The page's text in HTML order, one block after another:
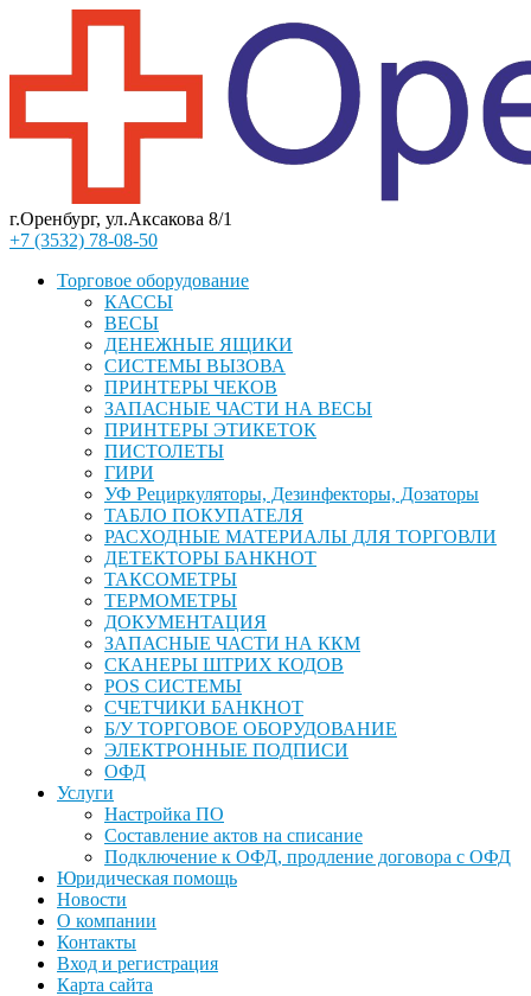
г.Оренбург, ул.Аксакова 8/1
+7 (3532) 78-08-50
Торговое оборудование
КАССЫ
ВЕСЫ
ДЕНЕЖНЫЕ ЯЩИКИ
СИСТЕМЫ ВЫЗОВА
ПРИНТЕРЫ ЧЕКОВ
ЗАПАСНЫЕ ЧАСТИ НА ВЕСЫ
ПРИНТЕРЫ ЭТИКЕТОК
ПИСТОЛЕТЫ
ГИРИ
УФ Рециркуляторы, Дезинфекторы, Дозаторы
ТАБЛО ПОКУПАТЕЛЯ
РАСХОДНЫЕ МАТЕРИАЛЫ ДЛЯ ТОРГОВЛИ
ДЕТЕКТОРЫ БАНКНОТ
ТАКСОМЕТРЫ
ТЕРМОМЕТРЫ
ДОКУМЕНТАЦИЯ
ЗАПАСНЫЕ ЧАСТИ НА ККМ
СКАНЕРЫ ШТРИХ КОДОВ
POS СИСТЕМЫ
СЧЕТЧИКИ БАНКНОТ
Б/У ТОРГОВОЕ ОБОРУДОВАНИЕ
ЭЛЕКТРОННЫЕ ПОДПИСИ
ОФД
Услуги
Настройка ПО
Составление актов на списание
Подключение к ОФД, продление договора с ОФД
Юридическая помощь
Новости
О компании
Контакты
Вход и регистрация
Карта сайта